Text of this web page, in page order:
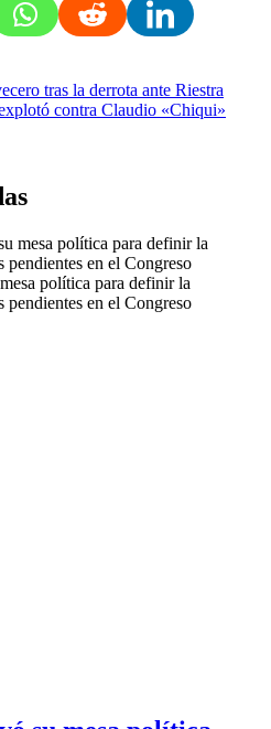
tras la derrota ante Riestra
contra Claudio «Chiqui»
política para definir la
pendientes en el Congreso